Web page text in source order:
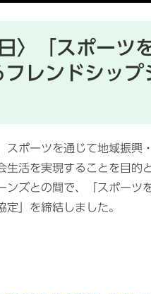
〉「スポーツ
レンドシップ
スポーツを通じて地域振興
生活を実現することを目
ンズとの間で、「スポーツ
定」を締結しました。